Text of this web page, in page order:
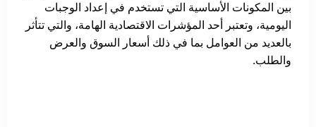
بين المكونات الأساسية التي تستخدم في إعداد الوجبات
اليومية، وتعتبر أحد المؤشرات الاقتصادية الهامة، والتي تتأثر
بالعديد من العوامل بما في ذلك أسعار السوق والعرض
والطلب.